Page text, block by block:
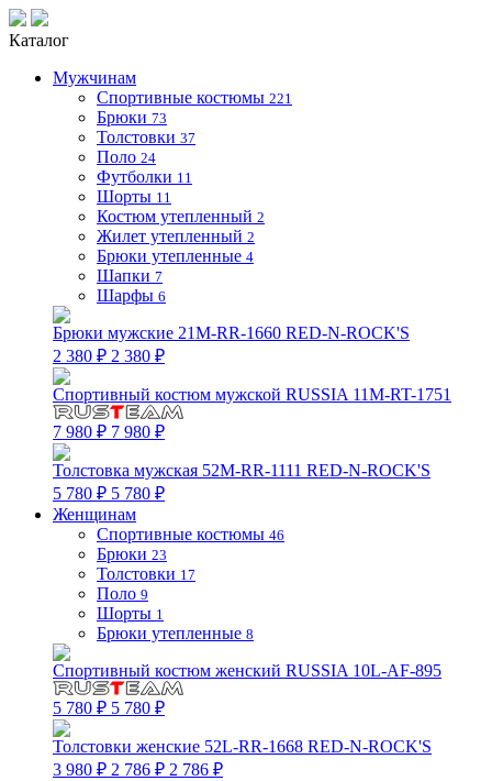
Каталог
Мужчинам
Спортивные костюмы 221
Брюки 73
Толстовки 37
Поло 24
Футболки 11
Шорты 11
Костюм утепленный 2
Жилет утепленный 2
Брюки утепленные 4
Шапки 7
Шарфы 6
Брюки мужские 21M-RR-1660 RED-N-ROCK'S
2 380 ₽ 2 380 ₽
Спортивный костюм мужской RUSSIA 11M-RT-1751
7 980 ₽ 7 980 ₽
Толстовка мужская 52M-RR-1111 RED-N-ROCK'S
5 780 ₽ 5 780 ₽
Женщинам
Спортивные костюмы 46
Брюки 23
Толстовки 17
Поло 9
Шорты 1
Брюки утепленные 8
Спортивный костюм женский RUSSIA 10L-AF-895
5 780 ₽ 5 780 ₽
Толстовки женские 52L-RR-1668 RED-N-ROCK'S
3 980 ₽ 2 786 ₽ 2 786 ₽